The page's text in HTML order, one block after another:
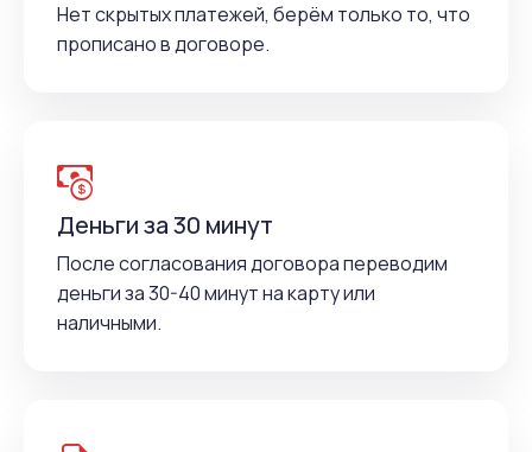
Нет скрытых платежей, берём только то, что
прописано в договоре.
Деньги за 30 минут
После согласования договора переводим
деньги за 30-40 минут на карту или
наличными.